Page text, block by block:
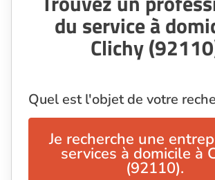
du service à
Clichy
Quel est l'objet de votre
Je recherche une
services à domicile à
(92110).